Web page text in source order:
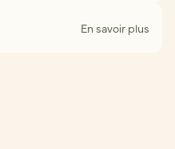
En savoir plus